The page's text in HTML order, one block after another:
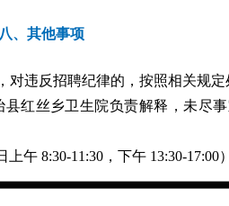
八、其他事项
对违反招聘纪律的，按照相关规定
红丝乡卫生院负责解释，未尽
午 8:30-11:30，下午 13:30-17:00）